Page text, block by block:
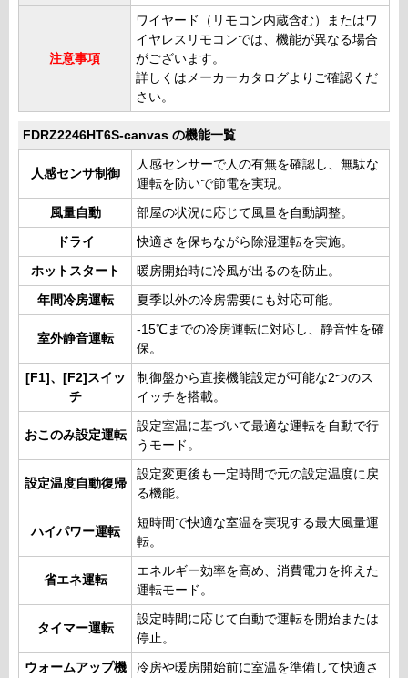
注意事項
ワイヤード（リモコン内蔵含む）またはワ
イヤレスリモコンでは、機能が異なる場合
がございます。
詳しくはメーカーカタログよりご確認くだ
さい。
FDRZ2246HT6S-canvas の機能一覧
人感センサ制御
人感センサーで人の有無を確認し、無駄な
運転を防いで節電を実現。
風量自動 部屋の状況に応じて風量を自動調整。
ドライ 快適さを保ちながら除湿運転を実施。
ホットスタート 暖房開始時に冷風が出るのを防止。
年間冷房運転 夏季以外の冷房需要にも対応可能。
室外静音運転
-15℃までの冷房運転に対応し、静音性を確
保。
[F1]、[F2]スイッ
チ
制御盤から直接機能設定が可能な2つのス
イッチを搭載。
おこのみ設定運転
設定室温に基づいて最適な運転を自動で行
うモード。
設定温度自動復帰
設定変更後も一定時間で元の設定温度に戻
る機能。
ハイパワー運転
短時間で快適な室温を実現する最大風量運
転。
省エネ運転
エネルギー効率を高め、消費電力を抑えた
運転モード。
タイマー運転
設定時間に応じて自動で運転を開始または
停止。
ウォームアップ機
冷房や暖房開始前に室温を準備して快適さ